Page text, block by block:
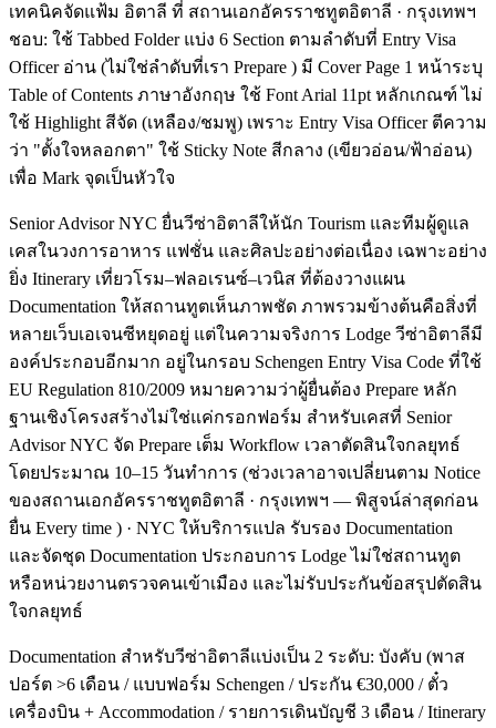
เทคนิคจัดแฟ้ม อิตาลี ที่ สถานเอกอัครราชทูตอิตาลี · กรุงเทพฯ
ชอบ: ใช้ Tabbed Folder แบ่ง 6 Section ตามลำดับที่ Entry Visa
Officer อ่าน (ไม่ใช่ลำดับที่เรา Prepare ) มี Cover Page 1 หน้าระบุ
Table of Contents ภาษาอังกฤษ ใช้ Font Arial 11pt หลักเกณฑ์ ไม่
ใช้ Highlight สีจัด (เหลือง/ชมพู) เพราะ Entry Visa Officer ตีความ
ว่า "ตั้งใจหลอกตา" ใช้ Sticky Note สีกลาง (เขียวอ่อน/ฟ้าอ่อน)
เพื่อ Mark จุดเป็นหัวใจ
Senior Advisor NYC ยื่นวีซ่าอิตาลีให้นัก Tourism และทีมผู้ดูแล
เคสในวงการอาหาร แฟชั่น และศิลปะอย่างต่อเนื่อง เฉพาะอย่าง
ยิ่ง Itinerary เที่ยวโรม–ฟลอเรนซ์–เวนิส ที่ต้องวางแผน
Documentation ให้สถานทูตเห็นภาพชัด ภาพรวมข้างต้นคือสิ่งที่
หลายเว็บเอเจนซีหยุดอยู่ แต่ในความจริงการ Lodge วีซ่าอิตาลีมี
องค์ประกอบอีกมาก อยู่ในกรอบ Schengen Entry Visa Code ที่ใช้
EU Regulation 810/2009 หมายความว่าผู้ยื่นต้อง Prepare หลัก
ฐานเชิงโครงสร้างไม่ใช่แค่กรอกฟอร์ม สำหรับเคสที่ Senior
Advisor NYC จัด Prepare เต็ม Workflow เวลาตัดสินใจกลยุทธ์
โดยประมาณ 10–15 วันทำการ (ช่วงเวลาอาจเปลี่ยนตาม Notice
ของสถานเอกอัครราชทูตอิตาลี · กรุงเทพฯ — พิสูจน์ล่าสุดก่อน
ยื่น Every time ) · NYC ให้บริการแปล รับรอง Documentation
และจัดชุด Documentation ประกอบการ Lodge ไม่ใช่สถานทูต
หรือหน่วยงานตรวจคนเข้าเมือง และไม่รับประกันข้อสรุปตัดสิน
ใจกลยุทธ์
Documentation สำหรับวีซ่าอิตาลีแบ่งเป็น 2 ระดับ: บังคับ (พาส
ปอร์ต >6 เดือน / แบบฟอร์ม Schengen / ประกัน €30,000 / ตั๋ว
เครื่องบิน + Accommodation / รายการเดินบัญชี 3 เดือน / Itinerary